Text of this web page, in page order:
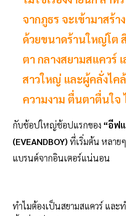
จากภูธร จะเข้ามาสร้า
ด้วยขนาดร้านใหญ่โต
ตา กลางสยามสแควร์
สาวใหญ่ และผู้คลั่งไ
ความงาม ตื่นตาตื่นใจ
กับช้อปใหญ่ช้อปแรกของ “อีฟ
(EVEANDBOY) ที่เริ่มต้น หลาย
แบรนด์จากอินเตอร์แน่นอน
ทำไมต้องเป็นสยามสแควร์ และ